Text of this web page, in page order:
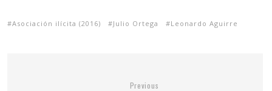
Asociación ilícita (2016) Julio Ortega Leonardo Aguirre
Previous